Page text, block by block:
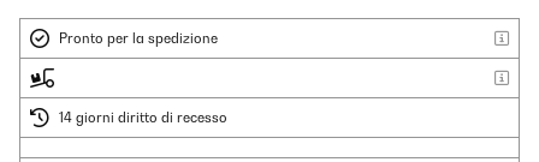
Pronto per la spedizione
14 giorni diritto di recesso